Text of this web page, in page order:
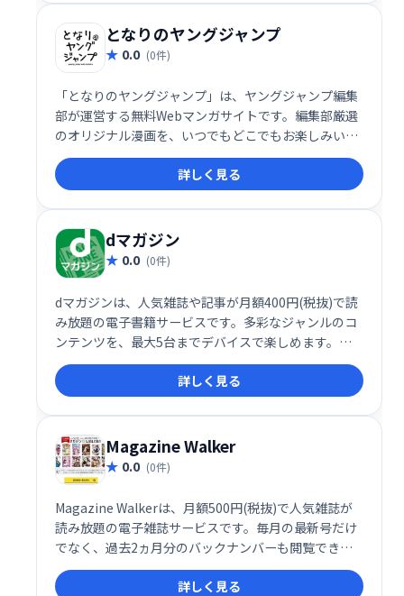
となりのヤングジャンプ
0.0 (0件)
「となりのヤングジャンプ」は、ヤングジャンプ編集
部が運営する無料Webマンガサイトです。編集部厳選
のオリジナル漫画を、いつでもどこでもお楽しみいた
だけます。人気作品から話題作まで、幅広いジャンル
の漫画が充実！ 無料で気軽に、最高のマンガ体験をど
うぞ！
詳しく見る
dマガジン
0.0 (0件)
dマガジンは、人気雑誌や記事が月額400円(税抜)で読
み放題の電子書籍サービスです。多彩なジャンルのコ
ンテンツを、最大5台までデバイスで楽しめます。い
つでもどこでも、好きな雑誌や記事を気軽に閲覧でき
ます。
詳しく見る
Magazine Walker
0.0 (0件)
Magazine Walkerは、月額500円(税抜)で人気雑誌が
読み放題の電子雑誌サービスです。毎月の最新号だけ
でなく、過去2ヵ月分のバックナンバーも閲覧できま
す。
詳しく見る